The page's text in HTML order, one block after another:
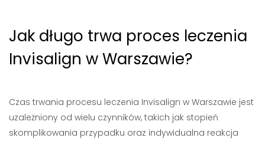
Jak długo trwa proces leczenia
Invisalign w Warszawie?
Czas trwania procesu leczenia Invisalign w Warszawie jest
uzależniony od wielu czynników, takich jak stopień
skomplikowania przypadku oraz indywidualna reakcja